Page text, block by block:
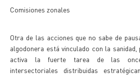
Comisiones zonales
Otra de las acciones que no sabe de
algodonera está vinculado con la
activa la fuerte tarea de las once
intersectoriales distribuidas